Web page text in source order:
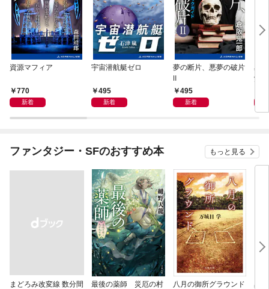
資源マフィア
770
新着
宇宙潜航艇ゼロ
495
新着
夢の断片、悪夢の破片
Ⅱ
495
新着
星
覚
ファンタジー・SFのおすすめ本 もっと見る
まどろみ改変線 数分間
最後の薬師 災厄の村
八月の御所グラウンド 黒